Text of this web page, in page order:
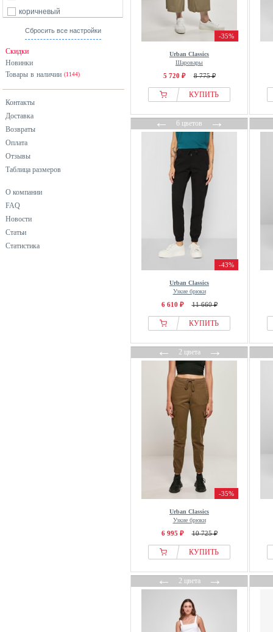
коричневый
красный
розовый
серебристый
серый
хаки
черный
Сбросить все настройки
Скидки
Новинки
Товары в наличии (1144)
Контакты
Доставка
Возвраты
Оплата
Отзывы
Таблица размеров
О компании
FAQ
Новости
Статьи
Статистика
-35%
Urban Classics
Шаровары
5 720 ₽ 8 775 ₽
КУПИТЬ
←6 цветов→
-43%
Urban Classics
Узкие брюки
6 610 ₽ 11 660 ₽
КУПИТЬ
←2 цвета→
-35%
Urban Classics
Узкие брюки
6 995 ₽ 10 725 ₽
КУПИТЬ
←2 цвета→